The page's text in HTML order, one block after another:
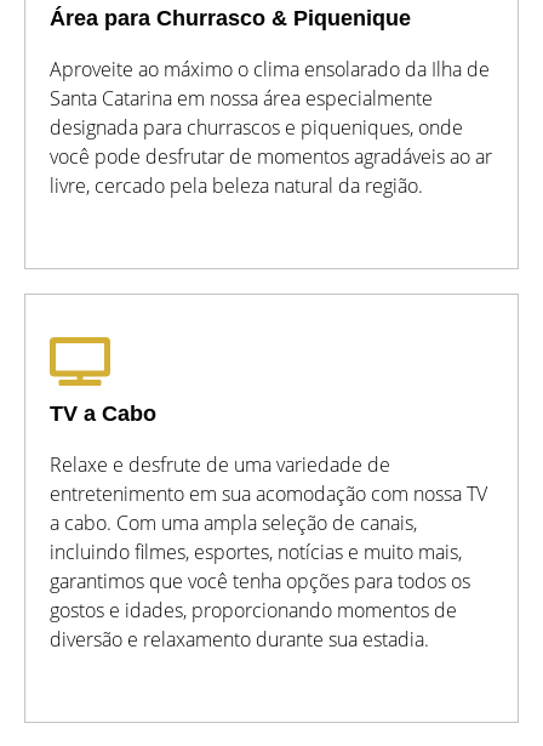
Área para Churrasco & Piquenique
Aproveite ao máximo o clima ensolarado da Ilha de
Santa Catarina em nossa área especialmente
designada para churrascos e piqueniques, onde
você pode desfrutar de momentos agradáveis ao ar
livre, cercado pela beleza natural da região.
TV a Cabo
Relaxe e desfrute de uma variedade de
entretenimento em sua acomodação com nossa TV
a cabo. Com uma ampla seleção de canais,
incluindo filmes, esportes, notícias e muito mais,
garantimos que você tenha opções para todos os
gostos e idades, proporcionando momentos de
diversão e relaxamento durante sua estadia.